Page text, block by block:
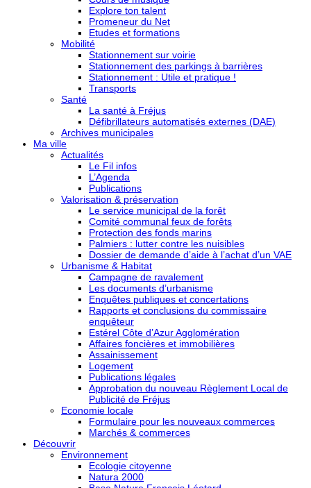
Explore ton talent
Promeneur du Net
Etudes et formations
Mobilité
Stationnement sur voirie
Stationnement des parkings à barrières
Stationnement : Utile et pratique !
Transports
Santé
La santé à Fréjus
Défibrillateurs automatisés externes (DAE)
Archives municipales
Ma ville
Actualités
Le Fil infos
L’Agenda
Publications
Valorisation & préservation
Le service municipal de la forêt
Comité communal feux de forêts
Protection des fonds marins
Palmiers : lutter contre les nuisibles
Dossier de demande d’aide à l’achat d’un VAE
Urbanisme & Habitat
Campagne de ravalement
Les documents d’urbanisme
Enquêtes publiques et concertations
Rapports et conclusions du commissaire
enquêteur
Estérel Côte d’Azur Agglomération
Affaires foncières et immobilières
Assainissement
Logement
Publications légales
Approbation du nouveau Règlement Local de
Publicité de Fréjus
Economie locale
Formulaire pour les nouveaux commerces
Marchés & commerces
Découvrir
Environnement
Ecologie citoyenne
Natura 2000